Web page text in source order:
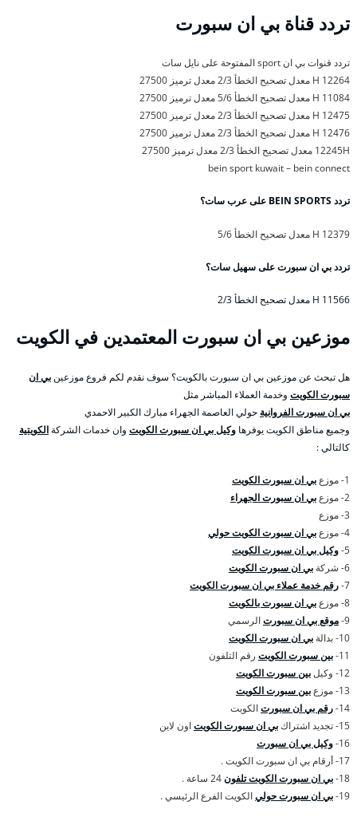
تردد قناة بي ان سبورت
تردد قنوات بي ان sport المفتوحة على نايل سات
12264 H معدل تصحيح الخطأ 2/3 معدل ترميز 27500
11084 H معدل تصحيح الخطأ 5/6 معدل ترميز 27500
12475 H معدل تصحيح الخطأ 2/3 معدل ترميز 27500
12476 H معدل تصحيح الخطأ 2/3 معدل ترميز 27500
12245H معدل تصحيح الخطأ 2/3 معدل ترميز 27500
bein sport kuwait – bein connect
تردد BEIN SPORTS على عرب سات؟
12379 H معدل تصحيح الخطأ 5/6
تردد بي ان سبورت على سهيل سات؟
11566 H معدل تصحيح الخطأ 2/3
موزعين بي ان سبورت المعتمدين في الكويت
هل تبحث عن موزعين بي ان سبورت بالكويت؟ سوف نقدم لكم فروع موزعينبي ان
سبورت الكويت وخدمة العملاء المباشر مثل
بي ان سبورت الفروانية حولي العاصمة الجهراء مبارك الكبير الاحمدي
وجميع مناطق الكويت يوفرها وكيل بي ان سبورت الكويت وان خدمات الشركةالكويتية
كالتالي :
1- موزع
بي ان سبورت الكويت
2- موزع
بي ان سبورت الجهراء
3- موزع
4- موزع
بي ان سبورت الكويت حولي
5- وكيل بي ان سبورت الكويت
6- شركة
بي ان سبورت الكويت
7- رقم خدمة عملاء بي ان سبورت الكويت
8- موزع
بي ان سبورت بالكويت
9- موقع بي ان سبورتالرسمي
10- بدالة
بي ان سبورت الكويت
11- بين سبورت الكويت رقم التلفون
12- وكيل
بين سبورت الكويت
13- موزع
بين سبورت الكويت
14- رقم بي ان سبورتالكويت
15- تجديد اشتراك
بي ان سبورت الكويتاون لاين
16- وكيل بي ان سبورت
17- أرقام بي ان سبورت الكويت .
18- بي ان سبورت الكويت تلفون
19- بي ان سبورت حوليالكويت الفرع الرئيسي .